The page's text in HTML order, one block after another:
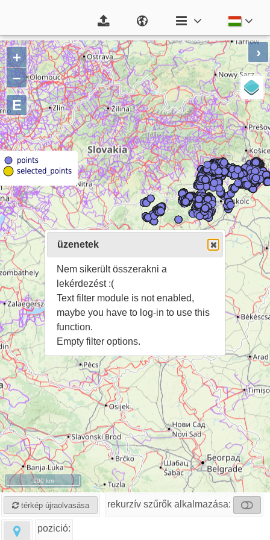
+
–
E
100 km
›
térkép újraolvasása rekurzív szűrők alkalmazása:
pozició:
üzenetek
Nem sikerült összerakni a
lekérdezést :(
Text filter module is not enabled,
maybe you have to log-in to use this
function.
Empty filter options.